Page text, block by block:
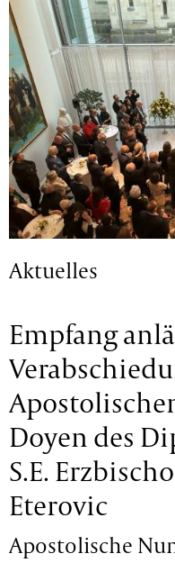
Aktuelles
Empfang
Doyen des
S.E.
Eterovic
Apostolische